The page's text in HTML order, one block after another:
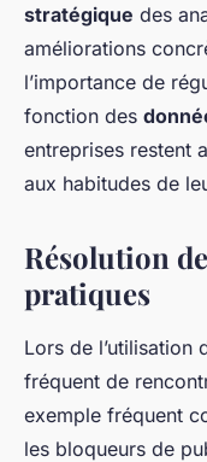
stratégique des
améliorations
l’importance de
fonction des
entreprises restent
aux habitudes de
Résolution
pratiques
Lors de l’utilisation
fréquent de
exemple fréquent
les bloqueurs de